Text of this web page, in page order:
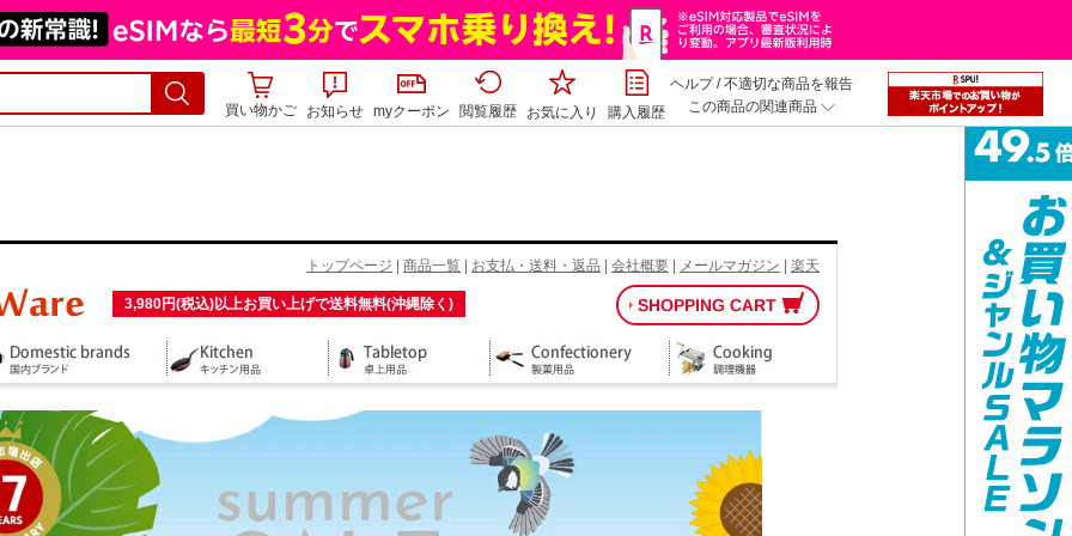
買い物かご お知らせ myクーポン 閲覧履歴 お気に入り 購入履歴
ヘルプ/不適切な商品を報告
この商品の関連商品